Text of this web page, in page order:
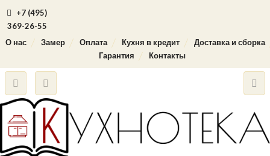
+7 (495)
369-26-55
О нас
Замер Оплата Кухня в кредит
Доставка и сборка
Гарантия
Контакты